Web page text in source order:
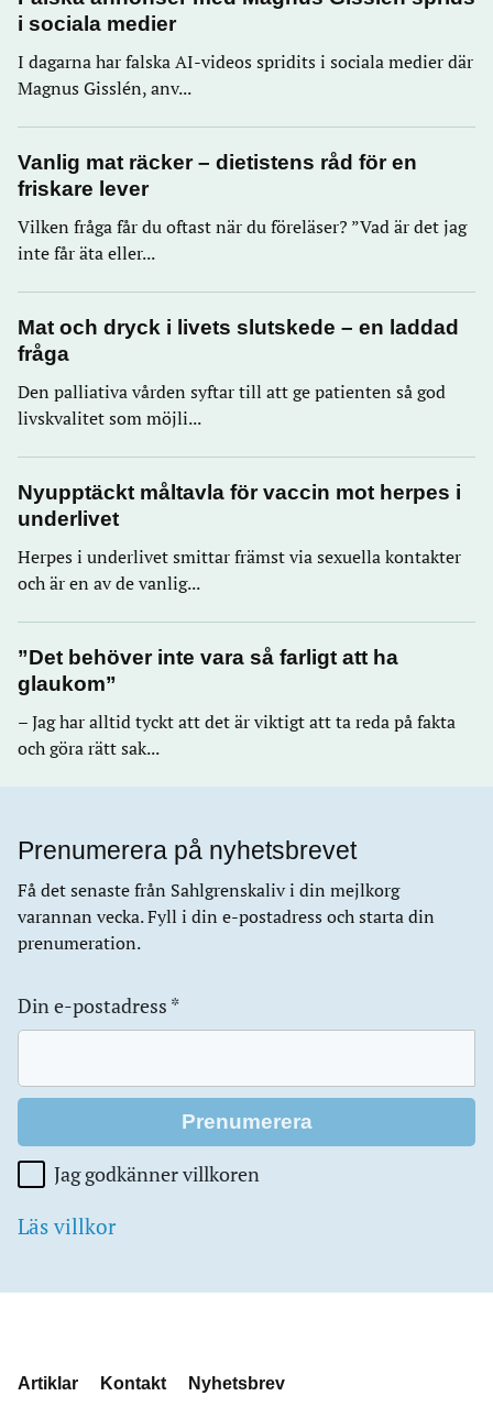
i sociala medier
I dagarna har falska AI-videos spridits i sociala medier där
Magnus Gisslén, anv...
Vanlig mat räcker – dietistens råd för en
friskare lever
Vilken fråga får du oftast när du föreläser? ”Vad är det jag
inte får äta eller...
Mat och dryck i livets slutskede – en laddad
fråga
Den palliativa vården syftar till att ge patienten så god
livskvalitet som möjli...
Nyupptäckt måltavla för vaccin mot herpes i
underlivet
Herpes i underlivet smittar främst via sexuella kontakter
och är en av de vanlig...
”Det behöver inte vara så farligt att ha
glaukom”
– Jag har alltid tyckt att det är viktigt att ta reda på fakta
och göra rätt sak...
Prenumerera på nyhetsbrevet
Få det senaste från Sahlgrenskaliv i din mejlkorg
varannan vecka. Fyll i din e-postadress och starta din
prenumeration.
Din e-postadress *
Jag godkänner villkoren
Läs villkor
Artiklar Kontakt Nyhetsbrev